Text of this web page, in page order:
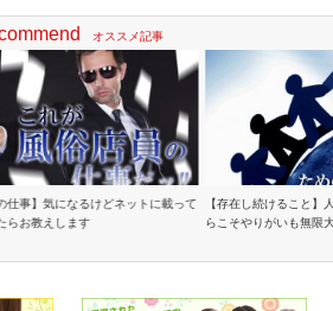
仕事】気になるけどネットに載って
らお教えします
【存在し続けること】
らこそやりがいも無限
オススメ記事